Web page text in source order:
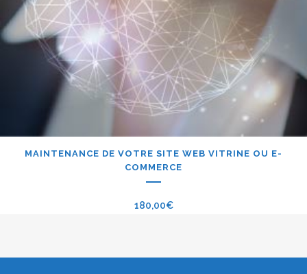
MAINTENANCE DE VOTRE SITE WEB VITRINE OU E-
COMMERCE
180,00€